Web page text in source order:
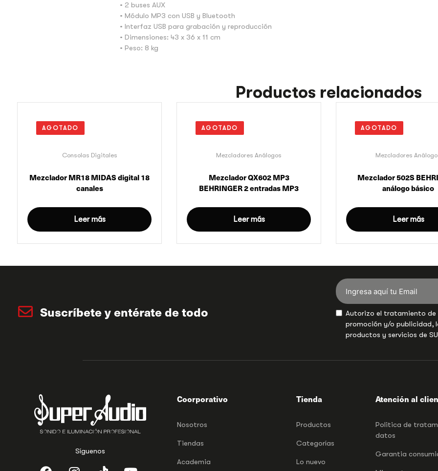
• 2 buses AUX
• Módulo MP3 con USB y Bluetooth
• Interfaz USB para grabación y reproducción
• Dimensiones: 43 x 36 x 11 cm
• Peso: 8 kg
Productos relacionados
AGOTADO
Consolas Digitales
Mezclador MR18 MIDAS digital 18
canales
Leer más
AGOTADO
Mezcladores Análogos
Mezclador QX602 MP3
BEHRINGER 2 entradas MP3
Leer más
AGOTADO
Mezcladores
Mezclador 502S
análogo básico
Leer más
Suscríbete y entérate de todo
Autorizo el tratamiento
promoción y/o publicidad,
productos y servicios de
Síguenos
Coorporativo
Nosotros
Tiendas
Academia
Tienda
Productos
Categorías
Lo nuevo
Atención al
Politica de
datos
Garantia